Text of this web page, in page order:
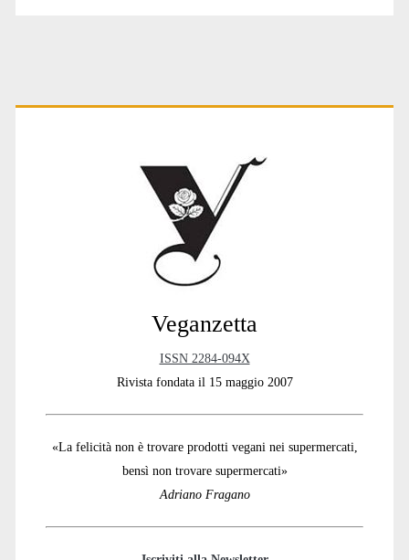
anni
mezzo
Primary
Veganzetta
ISSN 2284-094X
Rivista fondata il 15 maggio 2007
«La felicità non è trovare prodotti vegani nei supermercati,
bensì non trovare supermercati»
Adriano Fragano